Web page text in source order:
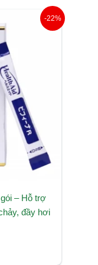
-22%
– Hỗ trợ
đầy hơi
₫.